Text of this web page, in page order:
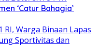
‘Catur Bahagia’